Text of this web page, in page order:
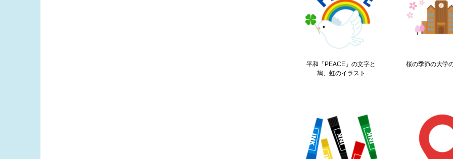
平和「PEACE」の文字と
鳩、虹のイラスト
桜の季節の大学